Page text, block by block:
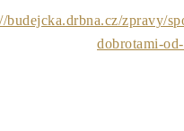
budejcka.drbna.cz/zpravy/
dobrotami-